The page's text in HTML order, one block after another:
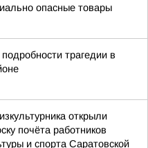
опасные товары
трагедии в
открыли
почёта работников
и спорта Саратовской